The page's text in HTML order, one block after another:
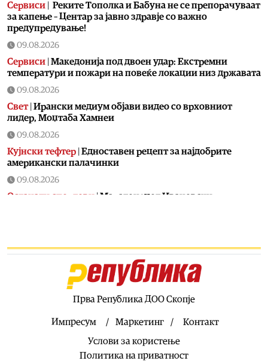
Сервиси
Реките Тополка и Бабуна не се препорачуваат
за капење – Центар за јавно здравје со важно
предупредување!
09.08.2026
Сервиси Македонија под двоен удар: Екстремни
температури и пожари на повеќе локации низ државата
09.08.2026
Свет| Ирански медиум објави видео со врховниот
лидер, Моџтаба Хамнеи
09.08.2026
Кујнски тефтер Едноставен рецепт за најдобрите
американски палачинки
09.08.2026
Останати спортови |Маратонецот Ивановски
Европа
Седум бебиња родени за два дена во
болницата во Кочани
одземен имот пораснале за речиси 90 отсто во споредба
Прва Република ДОО Скопје
Импресум Маркетинг
Контакт
Услови за користење
Политика на приватност